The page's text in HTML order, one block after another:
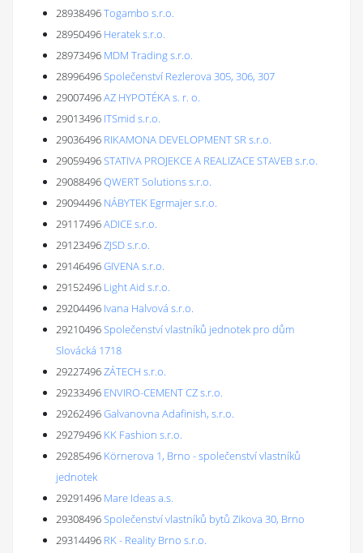
28938496Togambo s.r.o.
28950496 Heratek s.r.o.
28973496 MDM Trading s.r.o.
28996496Společenství Rezlerova 305, 306, 307
29007496AZ HYPOTÉKA s. r. o.
29013496 ITSmid s.r.o.
29036496 RIKAMONA DEVELOPMENT SR s.r.o.
29059496STATIVA PROJEKCE A REALIZACE STAVEB s.r.o.
29088496QWERT Solutions s.r.o.
29094496 NÁBYTEK Egrmajer s.r.o.
29117496ADICE s.r.o.
29123496ZJSD s.r.o.
29146496GIVENA s.r.o.
29152496 Light Aid s.r.o.
29204496 Ivana Halvová s.r.o.
29210496Společenství vlastníků jednotek pro dům
Slovácká 1718
29227496ZÁTECH s.r.o.
29233496 ENVIRO-CEMENT CZ s.r.o.
29262496Galvanovna Adafinish, s.r.o.
29279496 KK Fashion s.r.o.
29285496 Körnerova 1, Brno - společenství vlastníků
jednotek
29291496 Mare Ideas a.s.
29308496Společenství vlastníků bytů Zikova 30, Brno
29314496 RK - Reality Brno s.r.o.